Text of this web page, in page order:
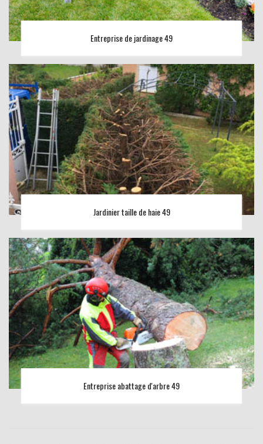
Entreprise de jardinage 49
Jardinier taille de haie 49
Entreprise abattage d'arbre 49